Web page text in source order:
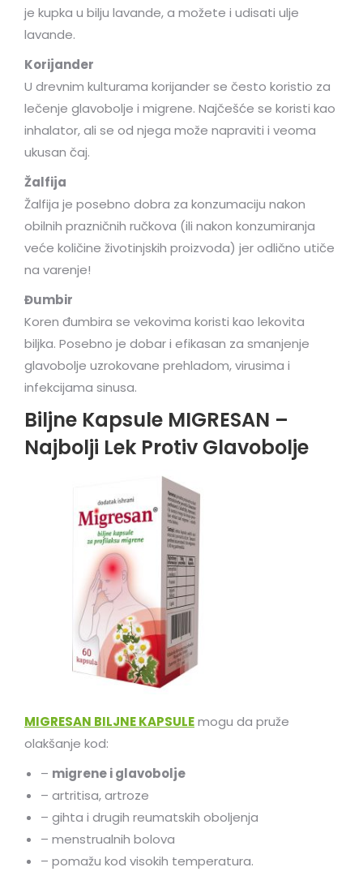
je kupka u bilju lavande, a možete i udisati ulje
lavande.
Korijander
U drevnim kulturama korijander se često koristio za
lečenje glavobolje i migrene. Najčešće se koristi kao
inhalator, ali se od njega može napraviti i veoma
ukusan čaj.
Žalfija
Žalfija je posebno dobra za konzumaciju nakon
obilnih prazničnih ručkova (ili nakon konzumiranja
veće količine životinjskih proizvoda) jer odlično utiče
na varenje!
Đumbir
Koren đumbira se vekovima koristi kao lekovita
biljka. Posebno je dobar i efikasan za smanjenje
glavobolje uzrokovane prehladom, virusima i
infekcijama sinusa.
Biljne Kapsule MIGRESAN –
Najbolji Lek Protiv Glavobolje
MIGRESAN BILJNE KAPSULEmogu da pruže
olakšanje kod:
– migrene i glavobolje
– artritisa, artroze
– gihta i drugih reumatskih oboljenja
– menstrualnih bolova
– pomažu kod visokih temperatura.